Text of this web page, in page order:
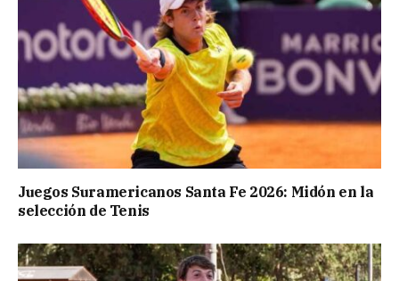
Juegos Suramericanos Santa Fe 2026: Midón en la
selección de Tenis